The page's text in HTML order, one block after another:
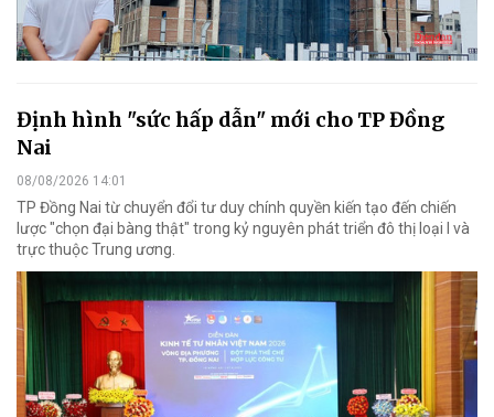
Định hình "sức hấp dẫn" mới cho TP Đồng
Nai
08/08/2026 14:01
TP Đồng Nai từ chuyển đổi tư duy chính quyền kiến tạo đến chiến
lược "chọn đại bàng thật" trong kỷ nguyên phát triển đô thị loại I và
trực thuộc Trung ương.